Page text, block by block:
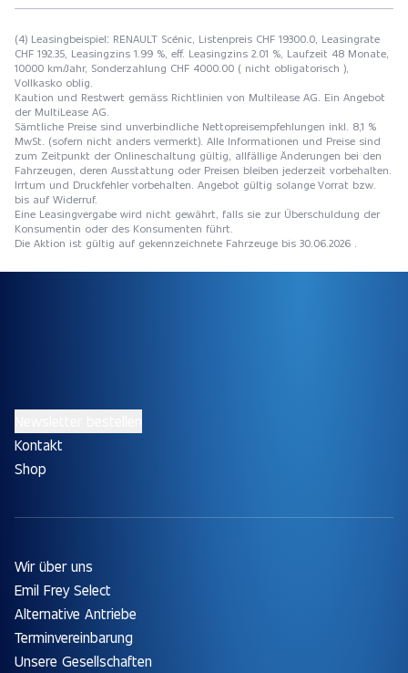
(4) Leasingbeispiel: RENAULT Scénic, Listenpreis CHF 19300.0, Leasingrate
CHF 192.35, Leasingzins 1.99 %, eff. Leasingzins 2.01 %, Laufzeit 48 Monate,
10000 km/Jahr, Sonderzahlung CHF 4000.00 ( nicht obligatorisch ),
Vollkasko oblig.
Kaution und Restwert gemäss Richtlinien von Multilease AG. Ein Angebot
der MultiLease AG.
Sämtliche Preise sind unverbindliche Nettopreisempfehlungen inkl. 8,1 %
MwSt. (sofern nicht anders vermerkt). Alle Informationen und Preise sind
zum Zeitpunkt der Onlineschaltung gültig, allfällige Änderungen bei den
Fahrzeugen, deren Ausstattung oder Preisen bleiben jederzeit vorbehalten.
Irrtum und Druckfehler vorbehalten. Angebot gültig solange Vorrat bzw.
bis auf Widerruf.
Eine Leasingvergabe wird nicht gewährt, falls sie zur Überschuldung der
Konsumentin oder des Konsumenten führt.
Die Aktion ist gültig auf gekennzeichnete Fahrzeuge bis 30.06.2026 .
Kontakt
Shop
Wir über uns
Emil Frey Select
Alternative Antriebe
Terminvereinbarung
Unsere Gesellschaften